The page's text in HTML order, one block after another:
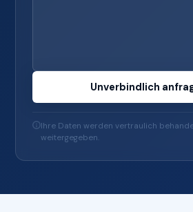
Unverbindlich
Ihre Daten werden vertraulich
weitergegeben.